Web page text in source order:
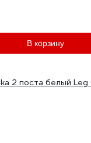
В корзину